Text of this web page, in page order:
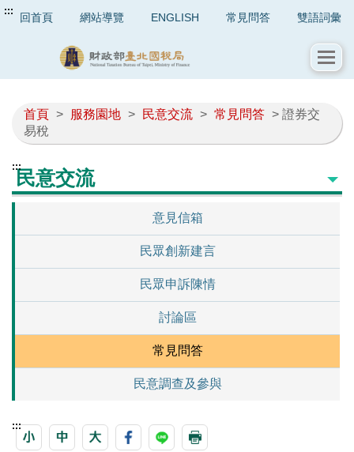
::: 回首頁 網站導覽 ENGLISH 常見問答 雙語詞彙
首頁 > 服務園地 > 民意交流 > 常見問答 > 證券交
易稅
:::民意交流
意見信箱
民眾創新建言
民眾申訴陳情
討論區
常見問答
民意調查及參與
:::